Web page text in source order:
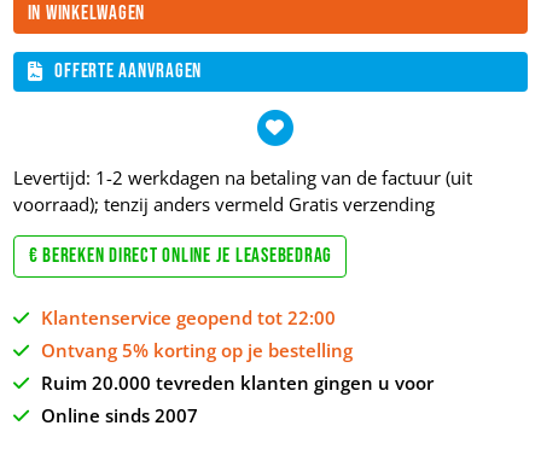
In winkelwagen
Offerte aanvragen
Levertijd: 1-2 werkdagen na betaling van de factuur (uit
voorraad); tenzij anders vermeld Gratis verzending
€ Bereken direct online je leasebedrag
Klantenservice geopend tot 22:00
Ontvang 5% korting op je bestelling
Ruim 20.000 tevreden klanten gingen u voor
Online sinds 2007